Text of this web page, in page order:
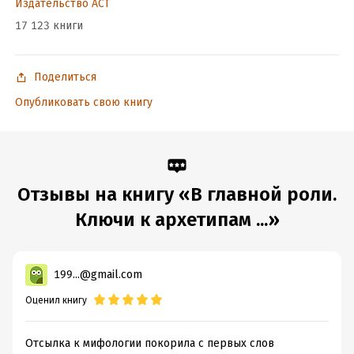
Подробная информация
Дата написания:1 января 2024
186974
ISBN (EAN): 9785171645823
Время на чтение:3ч.
Издательство АСТ
17 123 книги
Поделиться
Опубликовать свою книгу
Отзывы на книгу «В главной роли.
Ключи к архетипам ...»
199...@gmail.com
Оценил книгу
Отсылка к мифологии покорила с первых слов